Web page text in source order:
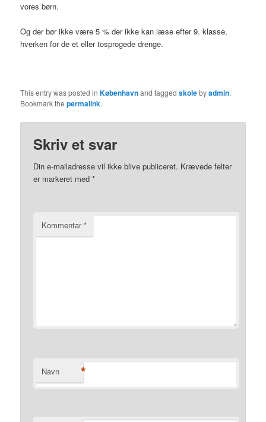
vores børn.
Og der bør ikke være 5 % der ikke kan læse efter 9. klasse,
hverken for de et eller tosprogede drenge.
This entry was posted inKøbenhavnand taggedskolebyadmin.
Bookmark thepermalink.
Skriv et svar
Din e-mailadresse vil ikke blive publiceret. Krævede felter
er markeret med*
Kommentar*
Navn *